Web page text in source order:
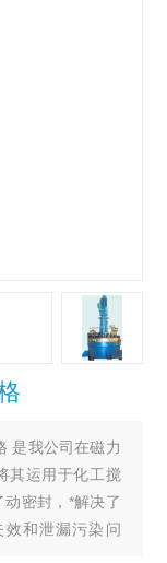
是我公司在磁力
其运用于化工搅
密封，*解决了
和泄漏污染问